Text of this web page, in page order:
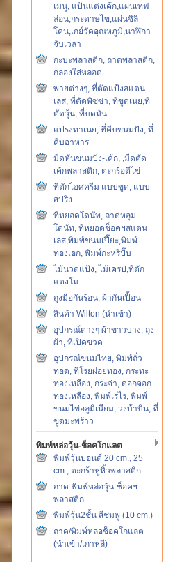
เมนู, แป้นแต่งเค้ก,แผ่นเทฟ
ล่อน,กระดาษไข,แผ่นซิลิ
โคน,เกย์วัดอุณหภูมิ,นาฬิกา
จับเวลา
กะบะพลาสติก, ถาดพลาสติก,
กล่องใส่หลอด
พายต่างๆ, ที่ตัดแป้งสแตน
เลส, ที่ตัดพิซซ่า, ที่ขูดเนย,ที่
ตัดวุ้น, ที่บดมัน
แปรงทาเนย, ที่คีบขนมปัง, ที่
คีบอาหาร
มีดหั่นขนมปัง-เค้ก, ,มีดตัด
เค้กพลาสติก, ตะกร้อตีไข่
ที่ตักไอศครีม แบบขูด, แบบ
สปริง
ที่หยอดโดนัท, ถาดหลุม
โดนัท, ที่หยอดช็อคฯสแตน
เลส,พิมพ์ขนมเปี๊ยะ,พิมพ์
ทองเอก, พิมพ์กะหรี่ปั๊บ
ไม้นวดแป้ง, ไม้เครป,ที่ตัก
แตงโม
ถุงมือกันร้อน, ผ้ากันเปื้อน
สินค้า Wilton (นำเข้า)
อุปกรณ์ต่างๆ ผ้าขาวบาง, ถุง
ผ้า, ที่เปิดขวด
อุปกรณ์ขนมไทย, พิมพ์ถั่ว
ทอด, ที่โรยฝอยทอง, กระทะ
ทองเหลือง, กระจ่า, ดอกจอก
ทองเหลือง, พิมพ์เรไร, พิมพ์
ขนมไข่อลูมิเนียม, วงบ้าบิ่น, ที่
ขูดมะพร้าว
พิมพ์หล่อวุ้น-ช็อคโกแลต
พิมพ์วุ้นปอนด์ 20 cm., 25
cm., ตะกร้าหูหิ้วพลาสติก
ถาด-พิมพ์หล่อวุ้น-ช็อคฯ
พลาสติก
พิมพ์วุ้น2ชั้น สีชมพู (10 cm.)
ถาด/พิมพ์หล่อช็อคโกแลต
(นำเข้า/เกาหลี)